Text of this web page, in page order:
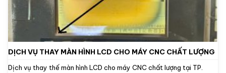
DỊCH VỤ THAY MÀN HÌNH LCD CHO MÁY CNC CHẤT LƯỢNG
Dịch vụ thay thế màn hình LCD cho máy CNC chất lượng tại TP.